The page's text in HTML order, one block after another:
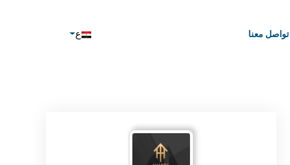
تواصل معنا ع